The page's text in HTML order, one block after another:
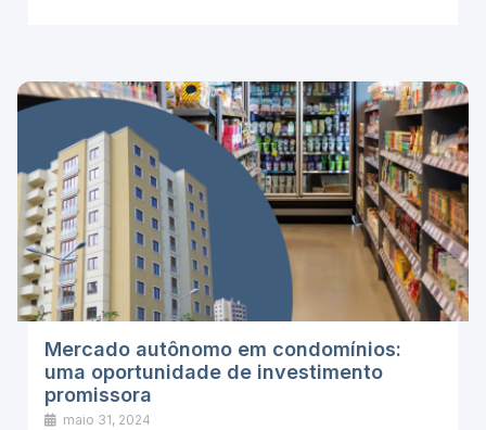
Mercado autônomo em condomínios:
uma oportunidade de investimento
promissora
maio 31, 2024